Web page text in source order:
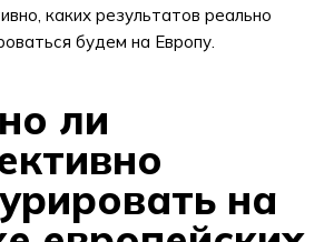
каких результатов реально
будем на Европу.
ли
на